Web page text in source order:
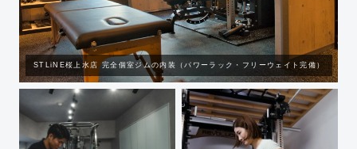
STLiNE桜上水店 完全個室ジムの内装（パワーラック・フリーウェイト完備）